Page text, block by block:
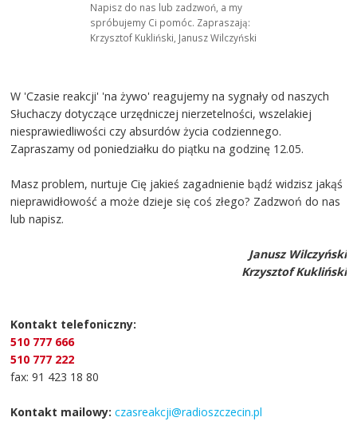
Napisz do nas lub zadzwoń, a my
spróbujemy Ci pomóc. Zapraszają:
Krzysztof Kukliński, Janusz Wilczyński
W 'Czasie reakcji' 'na żywo' reagujemy na sygnały od naszych
Słuchaczy dotyczące urzędniczej nierzetelności, wszelakiej
niesprawiedliwości czy absurdów życia codziennego.
Zapraszamy od poniedziałku do piątku na godzinę 12.05.
Masz problem, nurtuje Cię jakieś zagadnienie bądź widzisz jakąś
nieprawidłowość a może dzieje się coś złego? Zadzwoń do nas
lub napisz.
Janusz Wilczyński
Krzysztof Kukliński
Kontakt telefoniczny:
510 777 666
510 777 222
fax: 91 423 18 80
Kontakt mailowy: czasreakcji@radioszczecin.pl